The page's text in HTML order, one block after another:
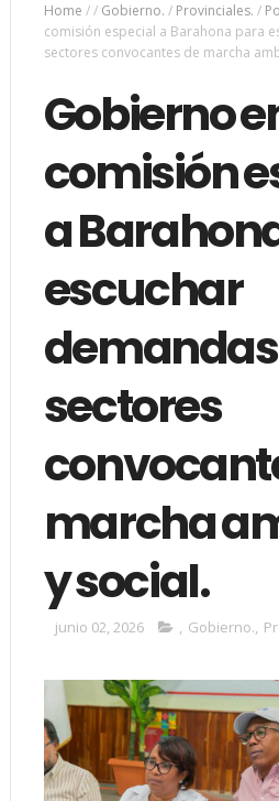
Home // Gobierno. / Provinciales. /
comisión especial a Barahona para
sectores convocantes de marcha
Gobierno
comisión
a
escuchar
sectores
marcha
y social.
junio 02, 2026 , Gobierno.,